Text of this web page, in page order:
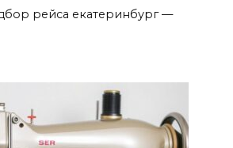
рейса екатеринбург —